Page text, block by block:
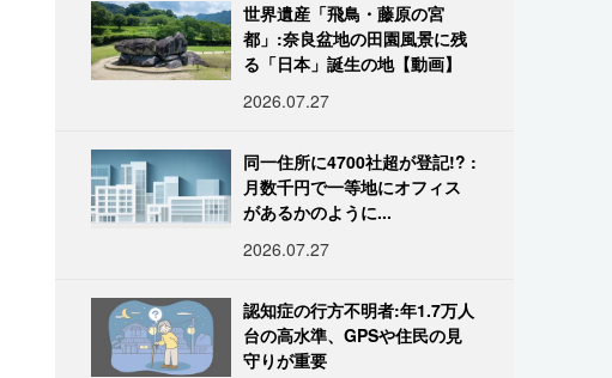
世界遺産「飛鳥・藤原の宮
都」:奈良盆地の田園風景に残
る「日本」誕生の地【動画】
2026.07.27
同一住所に4700社超が登記!? :
月数千円で一等地にオフィス
があるかのように...
2026.07.27
認知症の行方不明者:年1.7万人
台の高水準、GPSや住民の見
守りが重要